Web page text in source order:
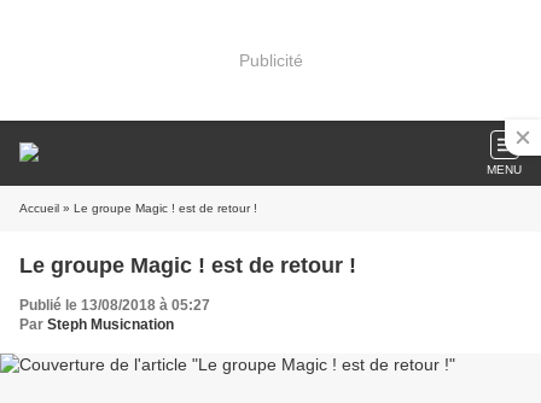
Publicité
MENU
Accueil » Le groupe Magic ! est de retour !
Le groupe Magic ! est de retour !
Publié le 13/08/2018 à 05:27
Par Steph Musicnation